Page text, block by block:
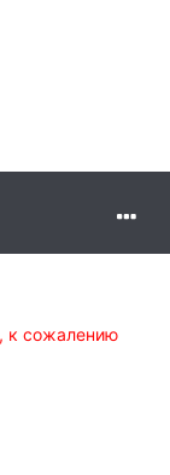
к сожалению